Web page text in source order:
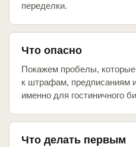
переделки.
Что опасно
Покажем пробелы,
к штрафам, предписаниям
именно для гостиничного
Что делать первым